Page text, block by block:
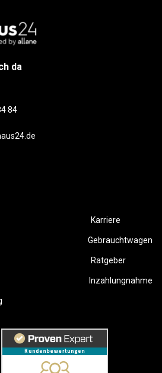
da
84
Karriere
Gebrauchtwagen
Ratgeber
Inzahlungnahme